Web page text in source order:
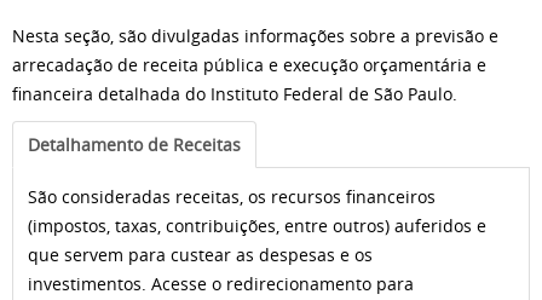
Nesta seção, são divulgadas informações sobre a previsão e
arrecadação de receita pública e execução orçamentária e
financeira detalhada do Instituto Federal de São Paulo.
Detalhamento de Receitas
São consideradas receitas, os recursos financeiros
(impostos, taxas, contribuições, entre outros) auferidos e
que servem para custear as despesas e os
investimentos. Acesse o redirecionamento para